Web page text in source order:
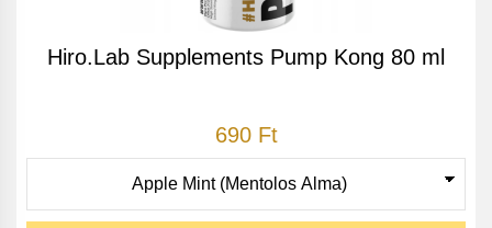
Hiro.Lab Supplements Pump Kong 80 ml
690 Ft